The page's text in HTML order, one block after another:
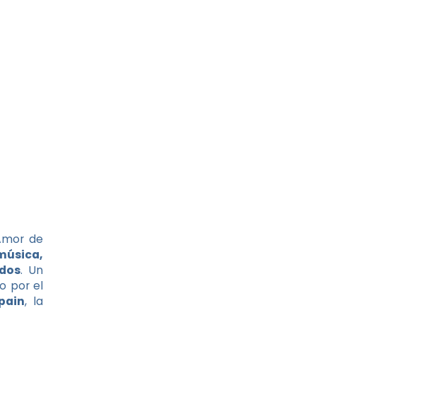
de
. Un
por el
, la